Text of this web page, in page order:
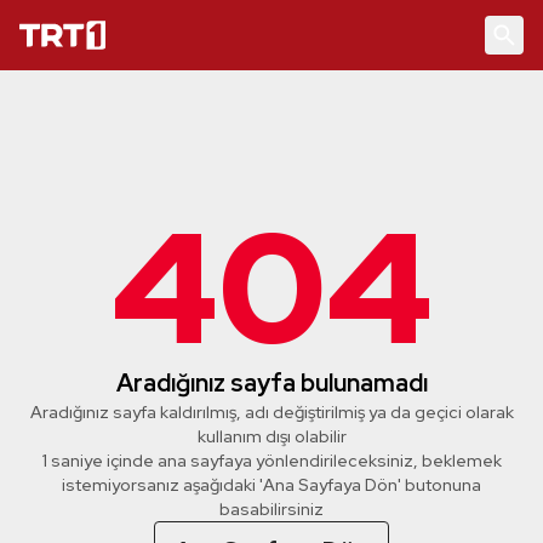
404
Aradığınız sayfa bulunamadı
Aradığınız sayfa kaldırılmış, adı değiştirilmiş ya da geçici olarak
kullanım dışı olabilir
1 saniye içinde ana sayfaya yönlendirileceksiniz, beklemek
istemiyorsanız aşağıdaki 'Ana Sayfaya Dön' butonuna
basabilirsiniz